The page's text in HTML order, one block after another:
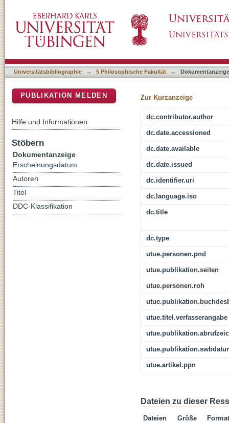
Aufklärungsdiskurses
Universitätsbibliographie → 5 Philosophische Fakultät → Dokumentanzeige
Zur Kurzanzeige
dc.contributor.author
dc.date.accessioned
dc.date.available
dc.date.issued
dc.identifier.uri
dc.language.iso
dc.title
dc.type
utue.personen.pnd
utue.publikation.seiten
utue.personen.roh
utue.titel.verfasserangabe
utue.artikel.ppn
Dateien zu dieser
Dateien Größe
Format
PUBLIKATION MELDEN
Hilfe und Informationen
Stöbern
Dokumentanzeige
Erscheinungsdatum
Autoren
Titel
DDC-Klassifikation